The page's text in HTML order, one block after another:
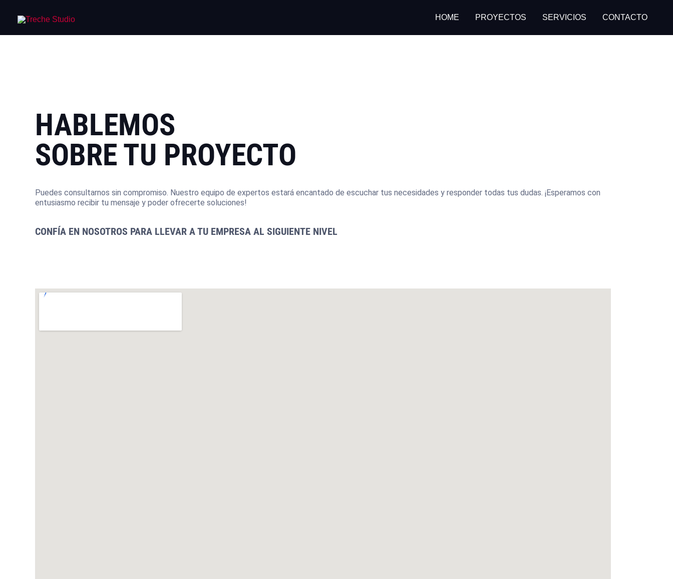
HOME PROYECTOS SERVICIOS CONTACTO
HABLEMOS
SOBRE TU PROYECTO
Puedes consultarnos sin compromiso. Nuestro equipo de expertos estará encantado de escuchar tus necesidades y responder todas tus dudas. ¡Esperamos con
entusiasmo recibir tu mensaje y poder ofrecerte soluciones!
CONFÍA EN NOSOTROS PARA LLEVAR A TU EMPRESA AL SIGUIENTE NIVEL